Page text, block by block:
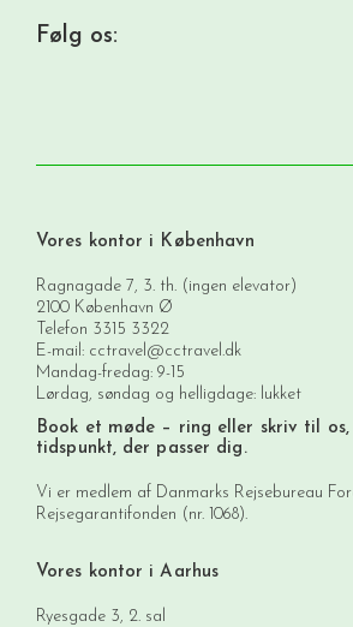
Følg os:
Vores kontor i København
Ragnagade 7, 3. th. (ingen elevator)
2100 København Ø
Telefon 3315 3322
E-mail: cctravel@cctravel.dk
Mandag-fredag: 9-15
Lørdag, søndag og helligdage: lukket
Book et møde – ring eller skriv til
tidspunkt, der passer dig.
Vi er medlem af Danmarks Rejsebureau
Rejsegarantifonden (nr. 1068).
Vores kontor i Aarhus
Ryesgade 3, 2. sal